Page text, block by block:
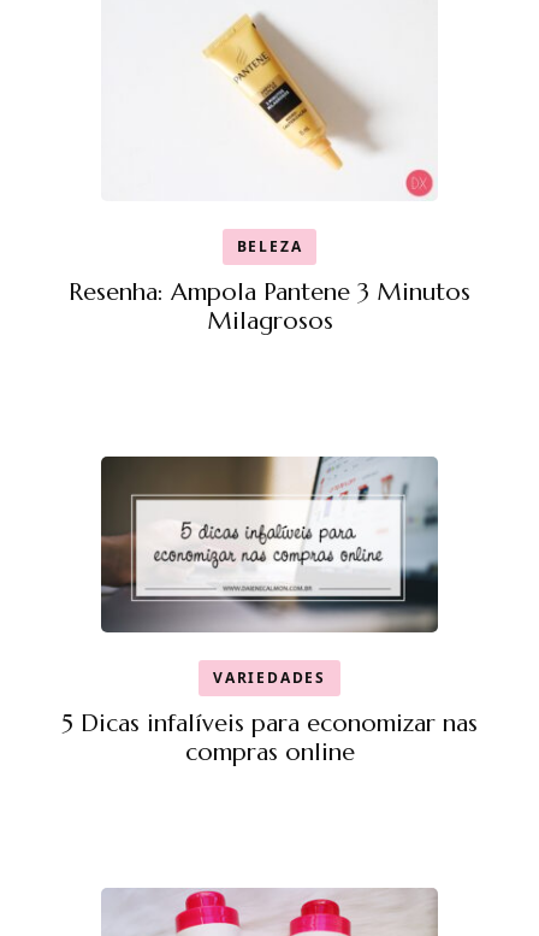
BELEZA
Resenha: Ampola Pantene 3 Minutos
Milagrosos
VARIEDADES
5 Dicas infalíveis para economizar nas
compras online